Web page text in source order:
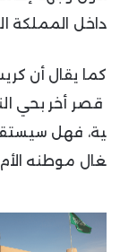
داخل المملكة
كما يقال أن
قصر أخر بحي
ية، فهل
غال موطنه